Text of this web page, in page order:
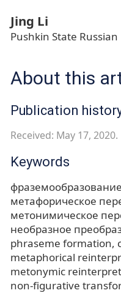
Jing Li
Pushkin State
About this
Publication
Received: May 17, 2020.
Keywords
фраземообразование
метафорическое
метонимическое
необразное
phraseme formation
metaphorical
metonymic
non-figurative